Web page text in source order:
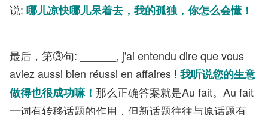
说: 哪儿凉快哪儿呆着去，我的孤独，你怎么会懂！
最后，第③句: ______, j'ai entendu dire que vous
aviez aussi bien réussi en affaires ! 我听说您的生意
做得也很成功嘛！ 那么正确答案就是Au fait。Au fait
一词有转移话题的作用，但新话题往往与原话题有